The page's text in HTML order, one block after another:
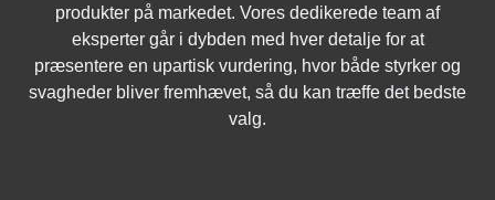
produkter på markedet. Vores dedikerede team af
eksperter går i dybden med hver detalje for at
præsentere en upartisk vurdering, hvor både styrker og
svagheder bliver fremhævet, så du kan træffe det bedste
valg.